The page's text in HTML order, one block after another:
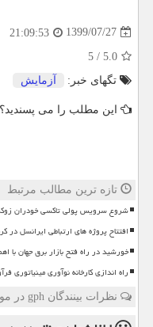
1399/07/27
21:09:53
5.0
/
5
تگهای خبر:
آزمایش
این مطلب را می پسندید؟
تازه ترین مطالب مرتبط
شروع سرویس پولی تاکسی خودران
افتتاح پروژه های ارتباطی ایرانسل در
خورشید در راه فتح بازار برق جهان با
راه اندازی کارخانه نوآوری مینیاتوری
نظرات بینندگان gph در مورد این مطلب